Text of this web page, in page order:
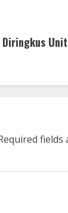
Diringkus Unit
fields